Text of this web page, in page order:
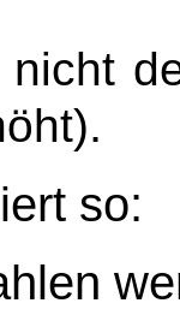
nicht
.
so: